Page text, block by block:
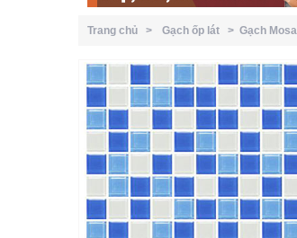
Trang chủ > Gạch ốp lát > Gạch